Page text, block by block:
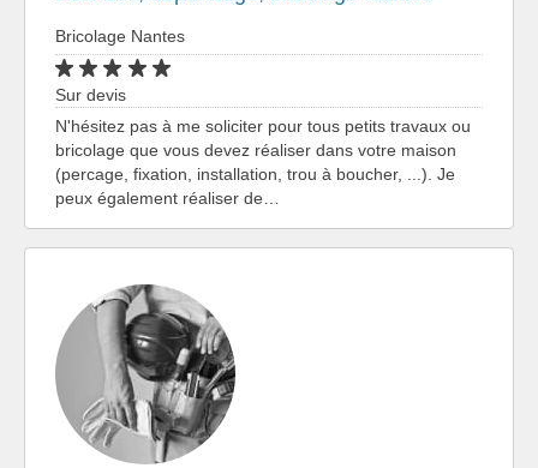
Bricolage Nantes
Sur devis
N'hésitez pas à me soliciter pour tous petits travaux ou
bricolage que vous devez réaliser dans votre maison
(percage, fixation, installation, trou à boucher, ...). Je
peux également réaliser de…